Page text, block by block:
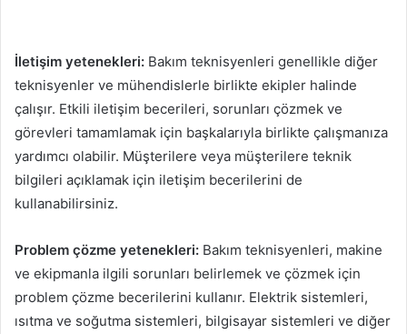
İletişim yetenekleri: Bakım teknisyenleri genellikle diğer
teknisyenler ve mühendislerle birlikte ekipler halinde
çalışır. Etkili iletişim becerileri, sorunları çözmek ve
görevleri tamamlamak için başkalarıyla birlikte çalışmanıza
yardımcı olabilir. Müşterilere veya müşterilere teknik
bilgileri açıklamak için iletişim becerilerini de
kullanabilirsiniz.
Problem çözme yetenekleri: Bakım teknisyenleri, makine
ve ekipmanla ilgili sorunları belirlemek ve çözmek için
problem çözme becerilerini kullanır. Elektrik sistemleri,
ısıtma ve soğutma sistemleri, bilgisayar sistemleri ve diğer